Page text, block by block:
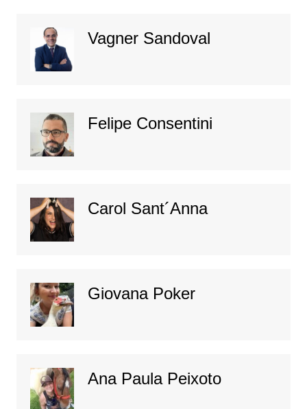
Vagner Sandoval
Felipe Consentini
Carol Sant´Anna
Giovana Poker
Ana Paula Peixoto